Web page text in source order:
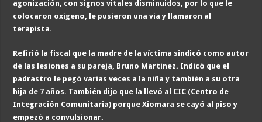
agonización, con signos vitales disminuidos, por lo que le
colocaron oxígeno, le pusieron una vía y llamaron al
terapista.
Refirió la fiscal que la madre de la víctima sindicó como autor
de las lesiones a su pareja, Bruno Martínez. Indicó que el
padrastro le pegó varias veces a la niña y también a su otra
hija de 7 años. También dijo que la llevó al CIC (Centro de
Integración Comunitaria) porque Xiomara se cayó al piso y
empezó a convulsionar.